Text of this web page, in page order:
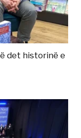
det historinë e